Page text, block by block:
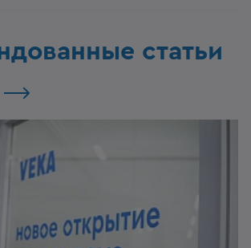
статьи